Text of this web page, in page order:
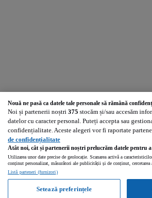
Nouă ne pasă ca datele tale personale să rămână
Noi și partenerii noștri 375 stocăm și/sau accesăm
datelor cu caracter personal. Puteți accepta sau
confidențialitate. Aceste alegeri vor fi raportate
de confidențialitate
Atât noi, cât și partenerii noștri prelucrăm datele pentru
Utilizarea unor date precise de geolocație. Scanarea activă a
conținut personalizat, măsurători ale publicității și de conținut,
Listă parteneri (furnizori)
Setează preferințele